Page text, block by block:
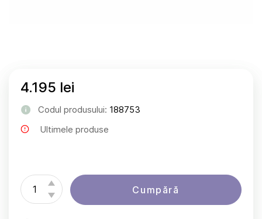
4.195 lei
Codul produsului: 188753
Ultimele produse
Cumpără